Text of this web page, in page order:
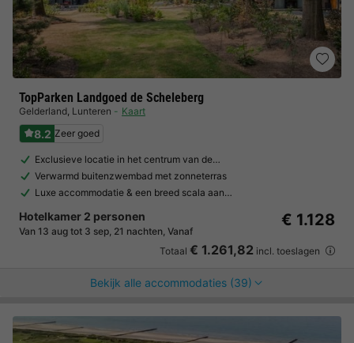
TopParken Landgoed de Scheleberg
Gelderland, Lunteren Kaart
8.2 Zeer goed
Exclusieve locatie in het centrum van de…
Verwarmd buitenzwembad met zonneterras
Luxe accommodatie & een breed scala aan…
Hotelkamer 2 personen
Van 13 aug tot 3 sep, 21 nachten, Vanaf
€ 1.128
Totaal € 1.261,82 incl. toeslagen
Bekijk alle accommodaties (39)